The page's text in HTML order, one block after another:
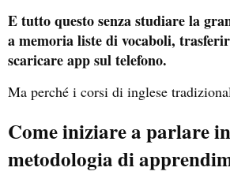
E tutto questo senza studiare la
a memoria liste di vocaboli,
scaricare app sul telefono.
Ma perché i corsi di inglese
Come iniziare a parlare
metodologia di